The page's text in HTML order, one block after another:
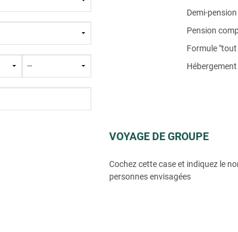
Demi-pension
Pension
Formule
Hébergement
VOYAGE DE GROUPE
Cochez cette case et indiquez le
personnes envisagées